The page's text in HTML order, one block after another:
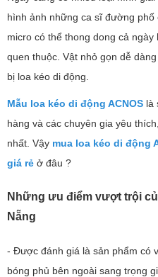
hình ảnh những ca sĩ đường phố
micro có thể thong dong cả
quen thuộc. Vật nhỏ gọn dễ
bị loa kéo di động.
Mẫu loa kéo di động ACNOS là
hàng và các chuyên gia yêu
nhất. Vậy mua loa kéo di động
giá rẻ ở đâu ?
Những ưu điểm vượt trội
Nẵng
- Được đánh giá là sản phẩm có
bóng phủ bên ngoài sang trọng